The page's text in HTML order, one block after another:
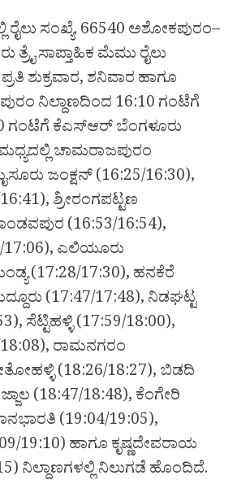
ರೈಲು ಸಂಖ್ಯೆ. 66540 ಅಶೋಕಪುರಂ–
ಸಾಪ್ತಾಹಿಕ ಮೆಮು ರೈಲು
ಶುಕ್ರವಾರ, ಶನಿವಾರ ಹಾಗೂ
ನಿಲ್ದಾಣದಿಂದ 16:10 ಗಂಟೆಗೆ
ಗಂಟೆಗೆ ಕೆಎಸ್‌ಆರ್ ಬೆಂಗಳೂರು
ಚಾಮರಾಜಪುರಂ
ಜಂಕ್ಷನ್ (16:25/16:30),
ಶ್ರೀರಂಗಪಟ್ಟಣ
(16:53/16:54),
17:06), ಎಲಿಯೂರು
(17:28/17:30), ಹನಕೆರೆ
(17:47/17:48), ನಿಡಘಟ್ಟ
ಸೆಟ್ಟಿಹಳ್ಳಿ (17:59/18:00),
ರಾಮನಗರಂ
(18:26/18:27), ಬಿಡದಿ
(18:47/18:48), ಕೆಂಗೇರಿ
(19:04/19:05),
19:10) ಹಾಗೂ ಕೃಷ್ಣದೇವರಾಯ
ನಿಲ್ದಾಣಗಳಲ್ಲಿ ನಿಲುಗಡೆ ಹೊಂದಿದೆ.